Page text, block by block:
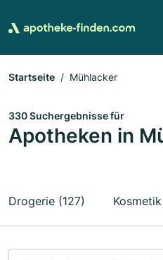
Startseite Mühlacker
330 Suchergebnisse für
Apotheken in
Drogerie (127)